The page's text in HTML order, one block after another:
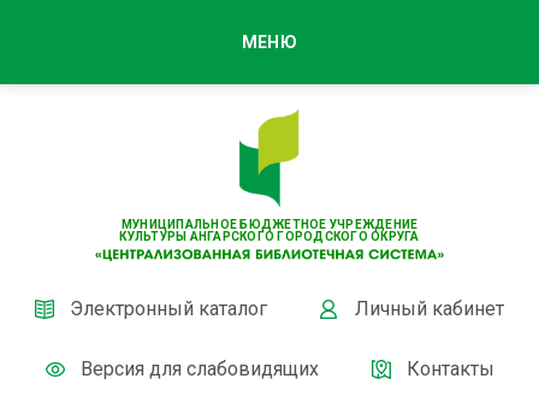
МУНИЦИПАЛЬНОЕ БЮДЖЕТНОЕ УЧРЕЖДЕНИЕ
КУЛЬТУРЫ АНГАРСКОГО ГОРОДСКОГО ОКРУГА
Электронный каталог Личный кабинет
Версия для слабовидящих Контакты
МЕНЮ